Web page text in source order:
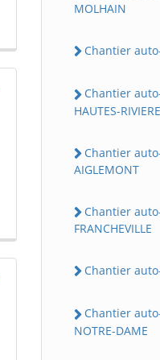
MOLHAIN
Chantier
Chantier
HAUTES-
Chantier
AIGLEMONT
Chantier
FRANCHEVILLE
Chantier
Chantier
NOTRE-DAME